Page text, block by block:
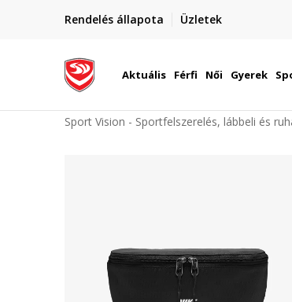
Rendelés állapota Üzletek
Szállítás Magyarország
Aktuális Férfi Női Gyerek
Sport Vision - Sportfelszerelés, lábbeli és